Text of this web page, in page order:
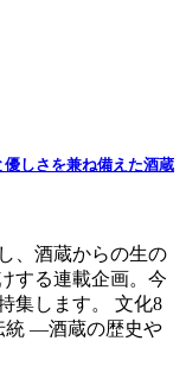
優しさを兼ね備えた酒蔵
、酒蔵からの生の
する連載企画。今
集します。 文化8
統 ―酒蔵の歴史や